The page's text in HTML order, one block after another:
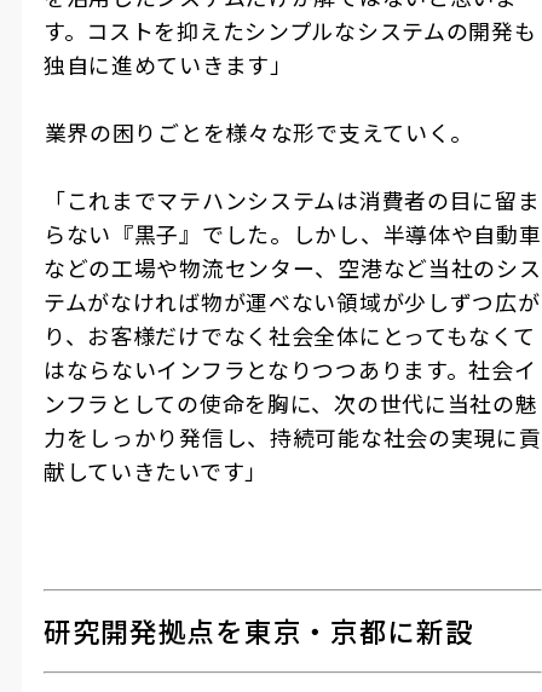
す。コストを抑えたシンプルなシステムの開発も
独自に進めていきます」
――業界の困りごとを様々な形で支えていく。
「これまでマテハンシステムは消費者の目に留ま
らない『黒子』でした。しかし、半導体や自動車
などの工場や物流センター、空港など当社のシス
テムがなければ物が運べない領域が少しずつ広が
り、お客様だけでなく社会全体にとってもなくて
はならないインフラとなりつつあります。社会イ
ンフラとしての使命を胸に、次の世代に当社の魅
力をしっかり発信し、持続可能な社会の実現に貢
献していきたいです」
研究開発拠点を東京・京都に新設